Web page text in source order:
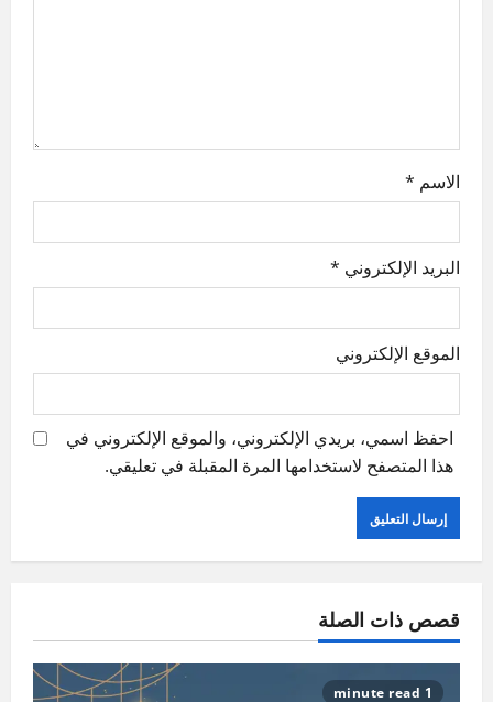
n
الاسم *
البريد الإلكتروني *
الموقع الإلكتروني
احفظ اسمي، بريدي الإلكتروني، والموقع الإلكتروني في
هذا المتصفح لاستخدامها المرة المقبلة في تعليقي.
قصص ذات الصلة
1 minute read